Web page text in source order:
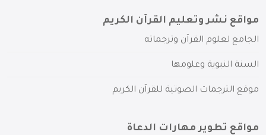
مواقع نشر وتعليم القرآن الكريم
الجامع لعلوم القرآن وترجماته
السنة النبوية وعلومها
موقع الترجمات الصوتية للقرآن الكريم
مواقع تطوير مهارات الدعاة